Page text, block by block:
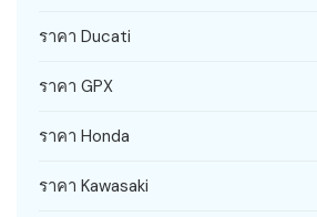
ราคา Ducati
ราคา GPX
ราคา Honda
ราคา Kawasaki